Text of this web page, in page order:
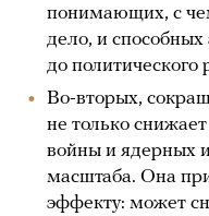
понимающих, с
дело, и
до политического
Во-вторых,
не только
войны и ядерных
масштаба. Она
эффекту: может